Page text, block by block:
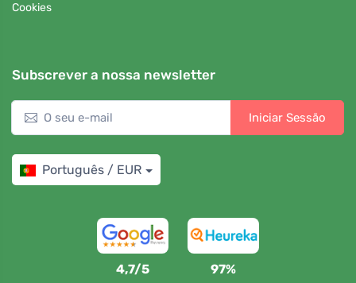
Cookies
Subscrever a nossa newsletter
Iniciar Sessão
Português / EUR
4,7/5 97%